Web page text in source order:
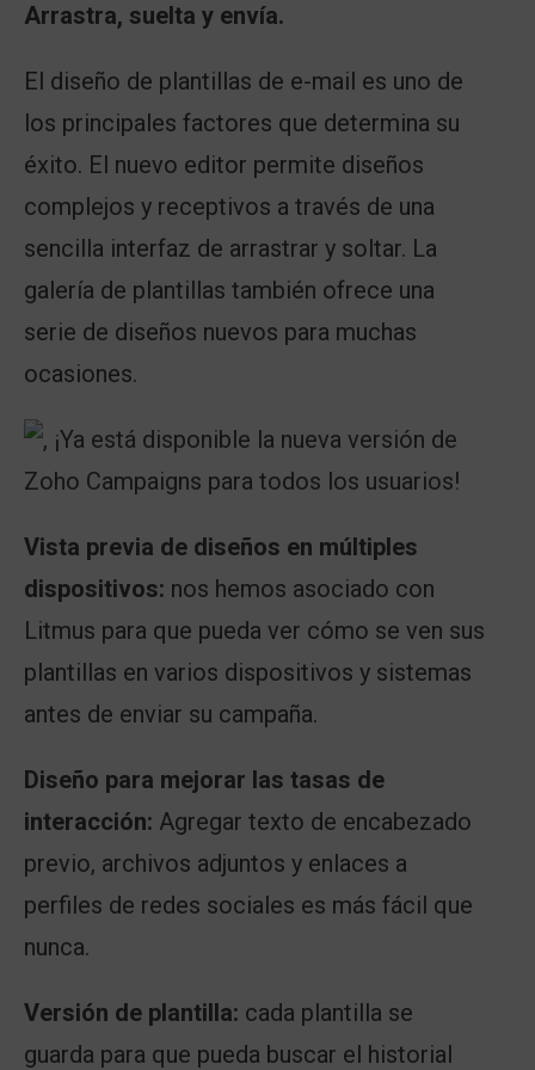
Arrastra, suelta y envía.
El diseño de plantillas de e-mail es uno de
los principales factores que determina su
éxito. El nuevo editor permite diseños
complejos y receptivos a través de una
sencilla interfaz de arrastrar y soltar. La
galería de plantillas también ofrece una
serie de diseños nuevos para muchas
ocasiones.
Vista previa de diseños en múltiples
dispositivos: nos hemos asociado con
Litmus para que pueda ver cómo se ven sus
plantillas en varios dispositivos y sistemas
antes de enviar su campaña.
Diseño para mejorar las tasas de
interacción: Agregar texto de encabezado
previo, archivos adjuntos y enlaces a
perfiles de redes sociales es más fácil que
nunca.
Versión de plantilla: cada plantilla se
guarda para que pueda buscar el historial